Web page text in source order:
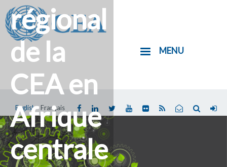
Aller
au
contenu
principal
English Français
MENU
régional
de la
CEA en
Afrique
centrale
Vous
êtes
ici